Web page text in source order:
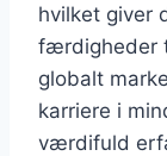
hvilket giver
færdigheder
globalt
karriere i
værdifuld